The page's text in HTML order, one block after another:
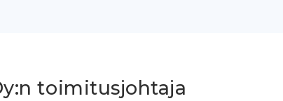
toimitusjohtaja